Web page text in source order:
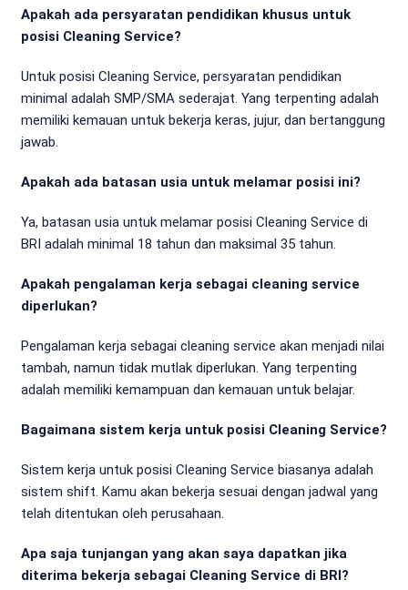
Apakah ada persyaratan pendidikan khusus untuk
posisi Cleaning Service?
Untuk posisi Cleaning Service, persyaratan pendidikan
minimal adalah SMP/SMA sederajat. Yang terpenting adalah
memiliki kemauan untuk bekerja keras, jujur, dan bertanggung
jawab.
Apakah ada batasan usia untuk melamar posisi ini?
Ya, batasan usia untuk melamar posisi Cleaning Service di
BRI adalah minimal 18 tahun dan maksimal 35 tahun.
Apakah pengalaman kerja sebagai cleaning service
diperlukan?
Pengalaman kerja sebagai cleaning service akan menjadi nilai
tambah, namun tidak mutlak diperlukan. Yang terpenting
adalah memiliki kemampuan dan kemauan untuk belajar.
Bagaimana sistem kerja untuk posisi Cleaning Service?
Sistem kerja untuk posisi Cleaning Service biasanya adalah
sistem shift. Kamu akan bekerja sesuai dengan jadwal yang
telah ditentukan oleh perusahaan.
Apa saja tunjangan yang akan saya dapatkan jika
diterima bekerja sebagai Cleaning Service di BRI?